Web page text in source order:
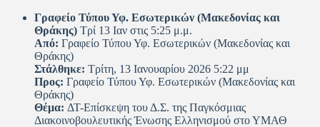
Γραφείο Τύπου Υφ. Εσωτερικών (Μακεδονίας και
Θράκης) Τρί 13 Ιαν στις 5:25 μ.μ.
Από: Γραφείο Τύπου Υφ. Εσωτερικών (Μακεδονίας και
Θράκης)
Στάλθηκε: Τρίτη, 13 Ιανουαρίου 2026 5:22 μμ
Προς: Γραφείο Τύπου Υφ. Εσωτερικών (Μακεδονίας και
Θράκης)
Θέμα: ΔΤ-Επίσκεψη του Δ.Σ. της Παγκόσμιας
Διακοινοβουλευτικής Ένωσης Ελληνισμού στο ΥΜΑΘ